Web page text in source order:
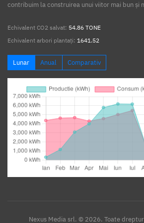
contribuim la construirea unui viitor mai bun și
Echivalent CO2 salvat: 54.86 TONE
Echivalent arbori plantați: 1641.52
Lunar Anual Comparativ
Nexus Media srl. © 2026. Toate